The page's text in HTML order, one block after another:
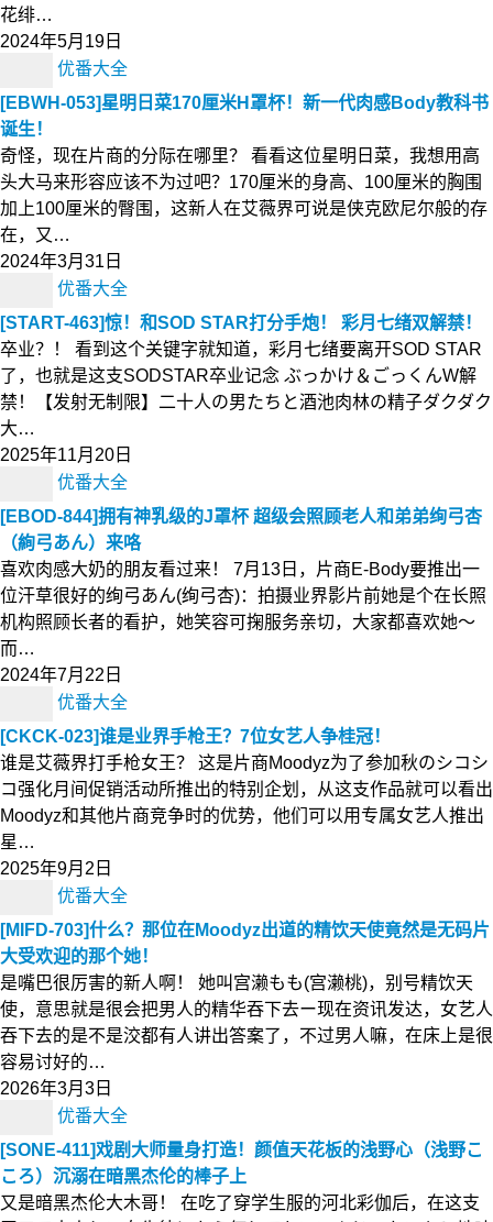
花绯…
2024年5月19日
优番大全
[EBWH-053]星明日菜170厘米H罩杯！新一代肉感Body教科书
诞生！
奇怪，现在片商的分际在哪里？ 看看这位星明日菜，我想用高
头大马来形容应该不为过吧？170厘米的身高、100厘米的胸围
加上100厘米的臀围，这新人在艾薇界可说是侠克欧尼尔般的存
在，又…
2024年3月31日
优番大全
[START-463]惊！和SOD STAR打分手炮！ 彩月七绪双解禁！
卒业？！ 看到这个关键字就知道，彩月七绪要离开SOD STAR
了，也就是这支SODSTAR卒业记念 ぶっかけ＆ごっくんW解
禁！【发射无制限】二十人の男たちと酒池肉林の精子ダクダク
大…
2025年11月20日
优番大全
[EBOD-844]拥有神乳级的J罩杯 超级会照顾老人和弟弟绚弓杏
（絢弓あん）来咯
喜欢肉感大奶的朋友看过来！ 7月13日，片商E-Body要推出一
位汗草很好的绚弓あん(绚弓杏)：拍摄业界影片前她是个在长照
机构照顾长者的看护，她笑容可掬服务亲切，大家都喜欢她〜
而…
2024年7月22日
优番大全
[CKCK-023]谁是业界手枪王？7位女艺人争桂冠！
谁是艾薇界打手枪女王？ 这是片商Moodyz为了参加秋のシコシ
コ强化月间促销活动所推出的特别企划，从这支作品就可以看出
Moodyz和其他片商竞争时的优势，他们可以用专属女艺人推出
星…
2025年9月2日
优番大全
[MIFD-703]什么？那位在Moodyz出道的精饮天使竟然是无码片
大受欢迎的那个她！
是嘴巴很厉害的新人啊！ 她叫宫濑もも(宫濑桃)，别号精饮天
使，意思就是很会把男人的精华吞下去ー现在资讯发达，女艺人
吞下去的是不是洨都有人讲出答案了，不过男人嘛，在床上是很
容易讨好的…
2026年3月3日
优番大全
[SONE-411]戏剧大师量身打造！颜值天花板的浅野心（浅野こ
ころ）沉溺在暗黑杰伦的棒子上
又是暗黑杰伦大木哥！ 在吃了穿学生服的河北彩伽后，在这支